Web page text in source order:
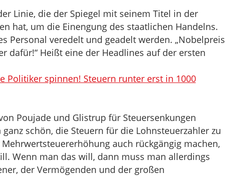
Linie, die der Spiegel mit seinem Titel in der
hat, um die Einengung des staatlichen Handelns.
Personal veredelt und geadelt werden. „Nobelpreis
dafür!“ Heißt eine der Headlines auf der ersten
Politiker spinnen! Steuern runter erst in 1000
Poujade und Glistrup für Steuersenkungen
schön, die Steuern für die Lohnsteuerzahler zu
auch rückgängig machen,
Wenn man das will, dann muss man allerdings
der Vermögenden und der großen